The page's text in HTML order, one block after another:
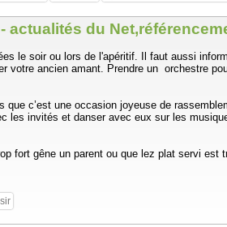
du
le soir ou lors de l'apéritif. Il faut aussi
ancien amant. Prendre un orchestre
c’est une occasion joyeuse de
les invités et danser avec eux sur les
fort gêne un parent ou que lez plat servi